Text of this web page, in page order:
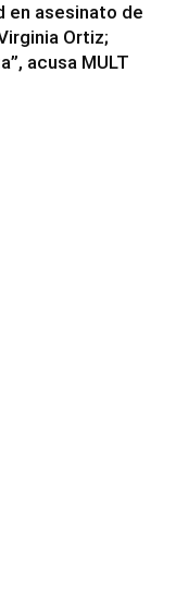
en asesinato de
Ortiz;
acusa MULT